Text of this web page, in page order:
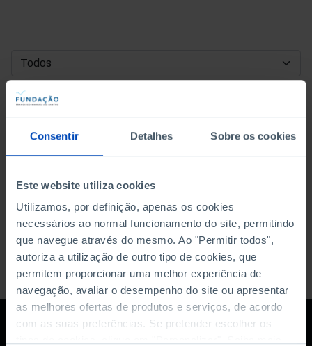
Consentir Detalhes Sobre os cookies
Este website utiliza cookies
Utilizamos, por definição, apenas os cookies
necessários ao normal funcionamento do site, permitindo
que navegue através do mesmo. Ao "Permitir todos",
autoriza a utilização de outro tipo de cookies, que
permitem proporcionar uma melhor experiência de
navegação, avaliar o desempenho do site ou apresentar
as melhores ofertas de produtos e serviços, de acordo
com as suas preferências. Se pretender escolher os
DATA DE INÍCIO
DATA DE FIM